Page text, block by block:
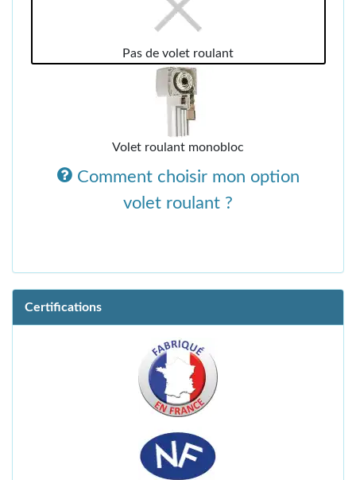
Pas de volet roulant
Volet roulant monobloc
Comment choisir mon option
volet roulant ?
Certifications